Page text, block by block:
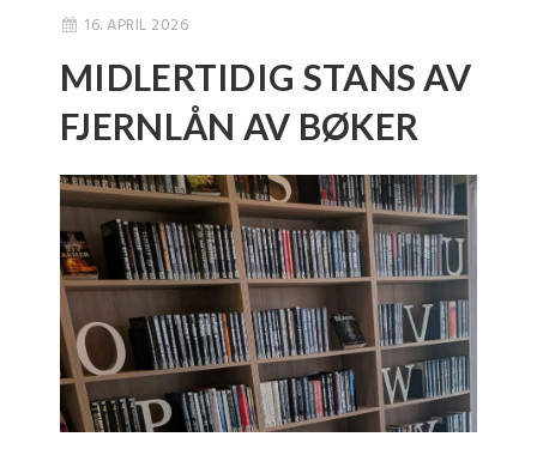
16. APRIL 2026
MIDLERTIDIG STANS AV
FJERNLÅN AV BØKER